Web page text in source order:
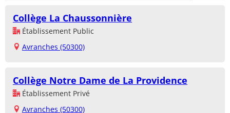
Collège La Chaussonnière
Établissement Public
Avranches (50300)
Collège Notre Dame de La Providence
Établissement Privé
Avranches (50300)